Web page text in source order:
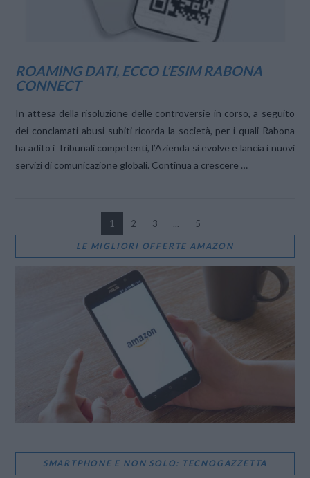
VIEW POST
ROAMING DATI, ECCO L’ESIM RABONA
CONNECT
In attesa della risoluzione delle controversie in corso, a seguito
dei conclamati abusi subiti ricorda la società, per i quali Rabona
ha adito i Tribunali competenti, l’Azienda si evolve e lancia i nuovi
servizi di comunicazione globali. Continua a crescere …
1 2 3 ... 5
LE MIGLIORI OFFERTE AMAZON
SMARTPHONE E NON SOLO: TECNOGAZZETTA